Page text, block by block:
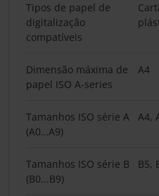
Tipos de papel de
digitalização
compatíveis
Dimensão máxima de
papel ISO A-series
A4
Tamanhos ISO série A
(A0…A9)
A4,
Tamanhos ISO série B
(B0...B9)
B5,